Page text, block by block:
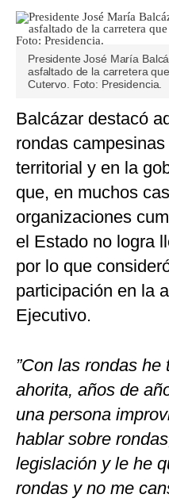
Presidente José María
asfaltado de la carretera
Cutervo. Foto: Presidencia.
Balcázar destacó
rondas
territorial y en la
que, en muchos
organizaciones
el Estado no logra
por lo que
participación en la
Ejecutivo.
”Con las rondas
ahorita, años de
una persona
hablar sobre
legislación y le he
rondas y no me